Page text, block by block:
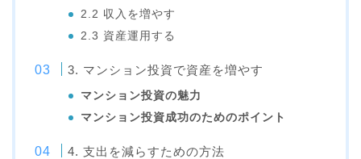
2.2 収入を増やす
2.3 資産運用する
3. マンション投資で資産を増やす
マンション投資の魅力
マンション投資成功のためのポイント
4. 支出を減らすための方法